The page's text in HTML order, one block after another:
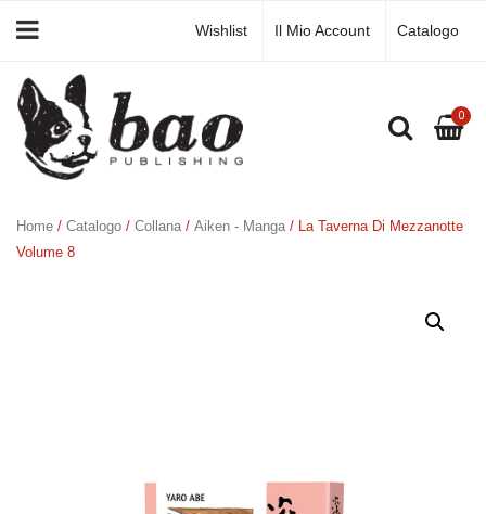
Wishlist Il Mio Account Catalogo
0
Home / Catalogo / Collana / Aiken - Manga / La Taverna Di Mezzanotte
Volume 8